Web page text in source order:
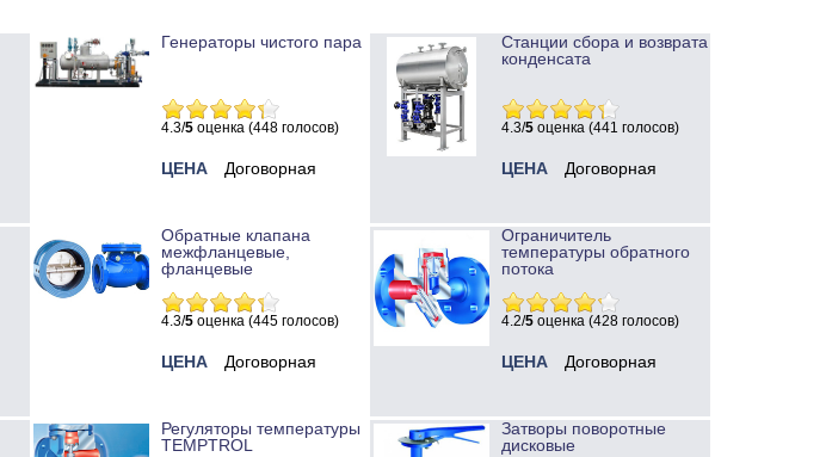
Генераторы чистого пара
4.3/5 оценка (448 голосов)
ЦЕНА Договорная
Станции сбора и возврата
конденсата
4.3/5 оценка (441 голосов)
ЦЕНА Договорная
Обратные клапана
межфланцевые,
фланцевые
4.3/5 оценка (445 голосов)
ЦЕНА Договорная
Ограничитель
температуры обратного
потока
4.2/5 оценка (428 голосов)
ЦЕНА Договорная
Регуляторы температуры
TEMPTROL
Затворы поворотные
дисковые